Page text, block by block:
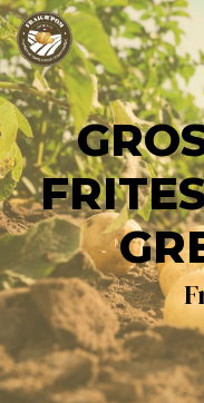
GROSSISTE EN
Panneau de gestion des